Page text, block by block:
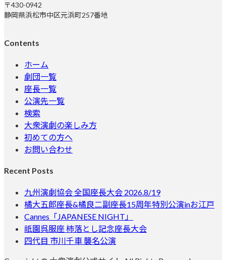
〒430-0942
静岡県浜松市中区元浜町257番地
Contents
ホーム
劇団一覧
座長一覧
公演先一覧
検索
大衆演劇の楽しみ方
初めての方へ
お問い合わせ
Recent Posts
九州演劇協会 全国座長大会 2026.8/19
橘大五郎座長&橘良二副座長15周年特別公演inお江戸
Cannes「JAPANESE NIGHT」
祇園呉服座 柿落とし記念座長大会
四代目 市川千車 襲名公演